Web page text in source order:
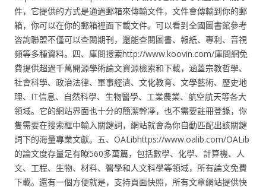
件，它提供的方式是通過郵箱來傳輸文件，文件會傳輸到你的郵
箱，你可以在你的郵箱裡面下載文件。可以看到全國圖書館參考
咨詢聯盟不僅可以查閱期刊，還能查閱圖書、報紙、專利、音視
頻等多種資料。四、庫問搜索http://www.koovin.com/庫問網免
費提供超過千萬開源學術論文資源檢索和下載，涵蓋宗教哲學、
社會科學、政治法律、軍事經濟、文化教育、文學藝術、歷史地
理、IT信息、自然科學、生物醫學、工業農業、航空航天等各大
領域。它的網站界面也十分的簡潔幹凈，也不需要註冊登錄，你
隻需要在搜索框中輸入關鍵詞，網站就會為你自動匹配出該關鍵
詞下的海量專業文獻。五、OALibhttps://www.oalib.com/OALib
的論文度存量足有瞭560多萬篇，包括數學、化學、計算機、人
文、工程、生物、材料、醫學和人文科學等領域，所有論文免費
下載。還有一個方便就是，支持頁面快照，所有文章網站提供快